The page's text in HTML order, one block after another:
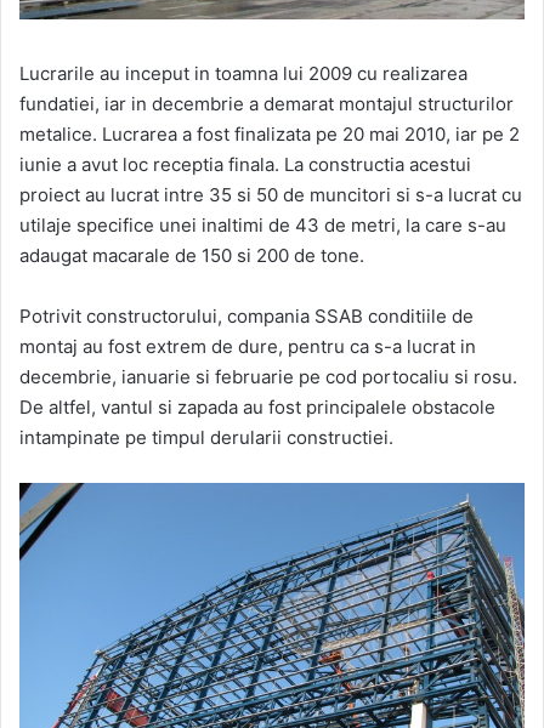
Lucrarile au inceput in toamna lui 2009 cu realizarea
fundatiei, iar in decembrie a demarat montajul structurilor
metalice. Lucrarea a fost finalizata pe 20 mai 2010, iar pe 2
iunie a avut loc receptia finala. La constructia acestui
proiect au lucrat intre 35 si 50 de muncitori si s-a lucrat cu
utilaje specifice unei inaltimi de 43 de metri, la care s-au
adaugat macarale de 150 si 200 de tone.
Potrivit constructorului, compania SSAB conditiile de
montaj au fost extrem de dure, pentru ca s-a lucrat in
decembrie, ianuarie si februarie pe cod portocaliu si rosu.
De altfel, vantul si zapada au fost principalele obstacole
intampinate pe timpul derularii constructiei.